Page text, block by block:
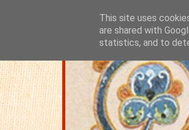
This site uses
are shared with
statistics, and to